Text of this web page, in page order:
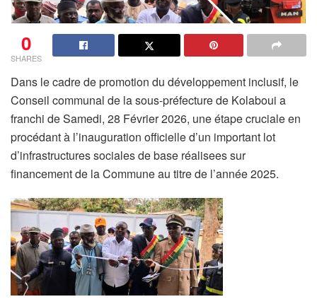
0
SHARES
Dans le cadre de promotion du développement inclusif, le
Conseil communal de la sous-préfecture de Kolaboui a
franchi de Samedi, 28 Février 2026, une étape cruciale en
procédant à l’inauguration officielle d’un important lot
d’infrastructures sociales de base réalisees sur
financement de la Commune au titre de l’année 2025.